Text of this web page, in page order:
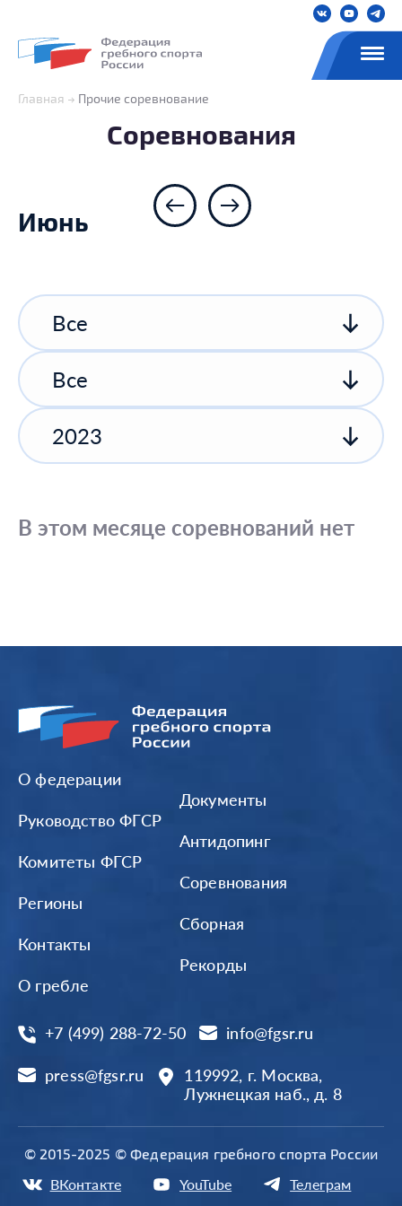
Главная Прочие соревнование
Соревнования
Июнь
Все
Все
2023
В этом месяце соревнований нет
О федерации
Руководство ФГСР
Комитеты ФГСР
Регионы
Контакты
О гребле
Документы
Антидопинг
Соревнования
Сборная
Рекорды
+7 (499) 288-72-50 info@fgsr.ru
press@fgsr.ru
119992, г. Москва,
Лужнецкая наб., д. 8
© 2015-2025 © Федерация гребного спорта России
ВКонтакте YouTube Телеграм